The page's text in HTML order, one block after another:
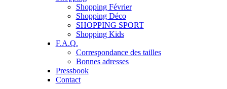
Shopping Février
Shopping Déco
SHOPPING SPORT
Shopping Kids
F.A.Q.
Correspondance des tailles
Bonnes adresses
Pressbook
Contact